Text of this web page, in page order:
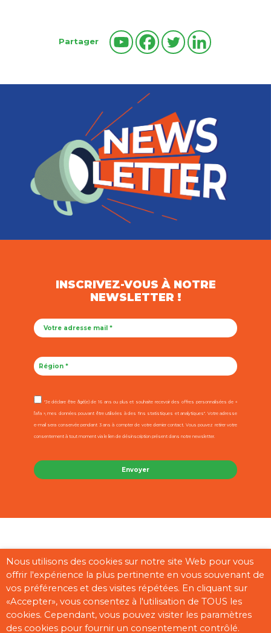
Partager
INSCRIVEZ-VOUS À NOTRE
NEWSLETTER !
"Je déclare être âgé(e) de 16 ans ou plus et souhaite recevoir des offres personnalisées de «
l’afa », mes données pouvant être utilisées à des fins statistiques et analytiques". Votre adresse
e-mail sera conservée pendant 3 ans à compter de votre dernier contact. Vous pouvez retirer votre
consentement à tout moment via le lien de désinscription présent dans notre newsletter.
Contact Mentions légales CGU Cookies
Plan du site
Pages partenaires
Nous utilisons des cookies sur notre site Web pour vous
offrir l'expérience la plus pertinente en vous souvenant de
vos préférences et des visites répétées. En cliquant sur
«Accepter», vous consentez à l'utilisation de TOUS les
cookies. Cependant, vous pouvez visiter les paramètres
des cookies pour fournir un consentement contrôlé.